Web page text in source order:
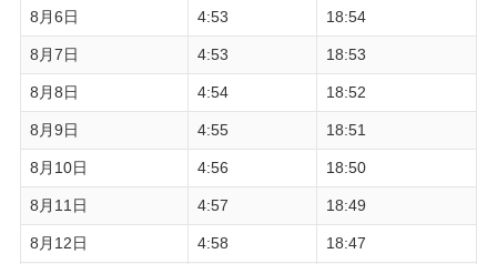
8月6日 4:53 18:54
8月7日 4:53 18:53
8月8日 4:54 18:52
8月9日 4:55 18:51
8月10日 4:56 18:50
8月11日 4:57 18:49
8月12日 4:58 18:47